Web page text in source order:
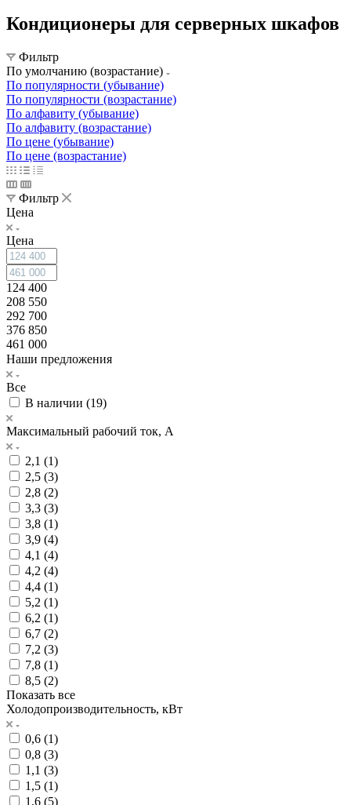
Кондиционеры для серверных шкафов
Фильтр
По умолчанию (возрастание)
По популярности (убывание)
По популярности (возрастание)
По алфавиту (убывание)
По алфавиту (возрастание)
По цене (убывание)
По цене (возрастание)
Фильтр
Цена
Цена
124 400
208 550
292 700
376 850
461 000
Наши предложения
Все
В наличии (19)
Максимальный рабочий ток, А
2,1 (1)
2,5 (3)
2,8 (2)
3,3 (3)
3,8 (1)
3,9 (4)
4,1 (4)
4,2 (4)
4,4 (1)
5,2 (1)
6,2 (1)
6,7 (2)
7,2 (3)
7,8 (1)
8,5 (2)
Показать все
Холодопроизводительность, кВт
0,6 (1)
0,8 (3)
1,1 (3)
1,5 (1)
1,6 (5)